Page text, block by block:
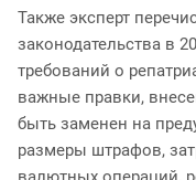
Также эксперт
законодательства в
требований о
важные правки,
быть заменен на
размеры штрафов,